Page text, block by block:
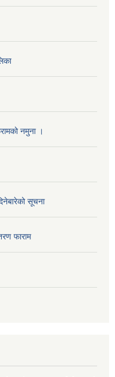
नमुना ।
सूचना
फाराम